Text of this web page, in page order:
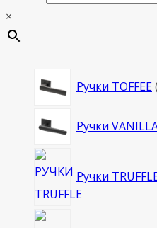
×
Ручки TOFFEE
Ручки
Ручки